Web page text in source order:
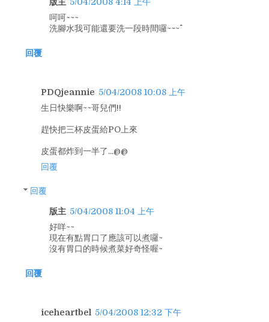
版主 5/04/2008 4:14 上午
呵呵~~~
洗腳水我可能還要洗一段時間囉~~~^^
回覆
PDQjeannie 5/04/2008 10:08 上午
生日快樂啊~~哥兒們!!
趕快把三杯皮蛋給PO上來
皮蛋都炸到一半了...@@
回覆
回覆
版主 5/04/2008 11:04 上午
好咩~~
現在有點胃口了應該可以煮囉~
沒有胃口的時候煮菜好奇怪喔~
回覆
iceheartbel 5/04/2008 12:32 下午